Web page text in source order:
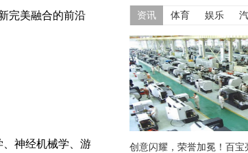
完美融合的前沿
神经机械学、游
资讯 体育 娱乐
创意闪耀，荣誉加冕！百宝